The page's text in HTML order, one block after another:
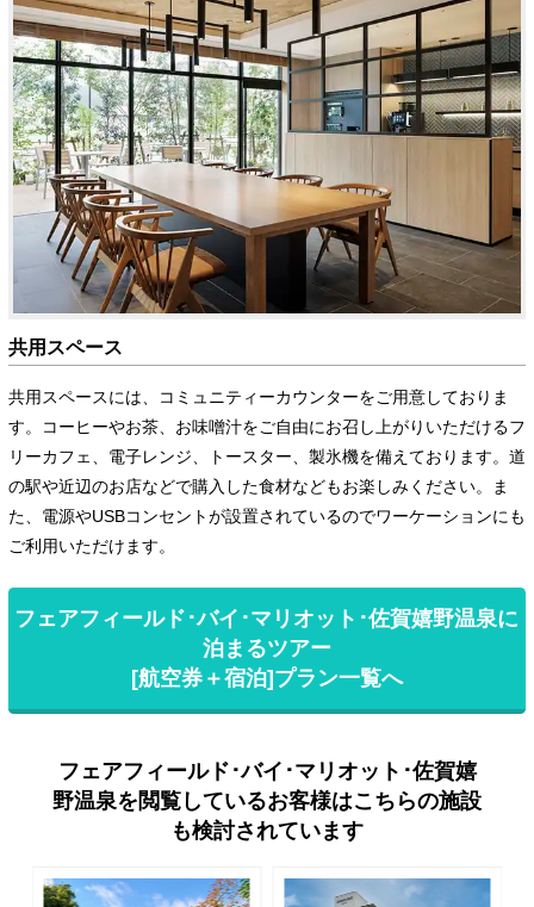
共用スペース
共用スペースには、コミュニティーカウンターをご用意しておりま
す。コーヒーやお茶、お味噌汁をご自由にお召し上がりいただけるフ
リーカフェ、電子レンジ、トースター、製氷機を備えております。道
の駅や近辺のお店などで購入した食材などもお楽しみください。ま
た、電源やUSBコンセントが設置されているのでワーケーションにも
ご利用いただけます。
フェアフィールド･バイ･マリオット･佐賀嬉野温泉に
泊まるツアー
[航空券＋宿泊]プラン一覧へ
フェアフィールド･バイ･マリオット･佐賀嬉
野温泉を閲覧しているお客様はこちらの施設
も検討されています